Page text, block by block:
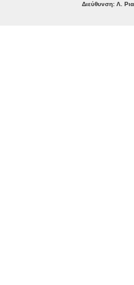
Διεύθυνση: Λ.